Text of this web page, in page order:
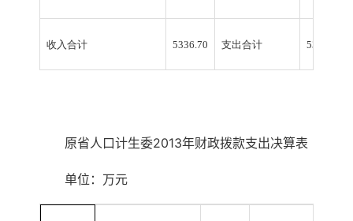
收入合计 5336.70 支出合计 5336.70
原省人口计生委2013年财政拨款支出决算表
单位：万元